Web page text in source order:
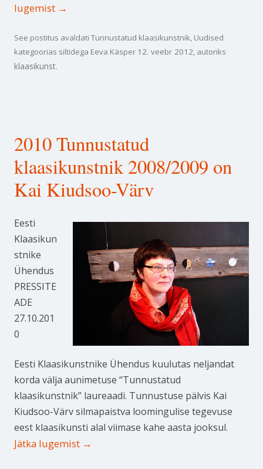
lugemist →
See postitus avaldati Tunnustatud klaasikunstnik, Uudised
kategoorias siltidega Eeva Käsper 12. veebr 2012, autoriks
klaasikunst.
2010 Tunnustatud
klaasikunstnik 2008/2009 on
Kai Kiudsoo-Värv
Eesti
Klaasikun
stnike
Ühendus
PRESSITE
ADE
27.10.201
0
Eesti Klaasikunstnike Ühendus kuulutas neljandat
korda välja aunimetuse “Tunnustatud
klaasikunstnik” laureaadi. Tunnustuse pälvis Kai
Kiudsoo-Värv silmapaistva loomingulise tegevuse
eest klaasikunsti alal viimase kahe aasta jooksul.
Jätka lugemist →